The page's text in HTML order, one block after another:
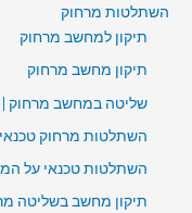
השתלטות מרחוק
תיקון למחשב מרחוק
תיקון מחשב מרחוק
שליטה במחשב מרחוק |
השתלטות מרחוק
השתלטות טכנאי על
תיקון מחשב בשליטה